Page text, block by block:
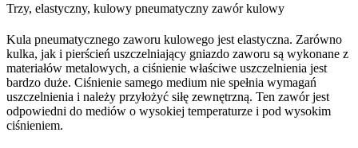
Trzy, elastyczny, kulowy pneumatyczny zawór kulowy
Kula pneumatycznego zaworu kulowego jest elastyczna. Zarówno
kulka, jak i pierścień uszczelniający gniazdo zaworu są wykonane z
materiałów metalowych, a ciśnienie właściwe uszczelnienia jest
bardzo duże. Ciśnienie samego medium nie spełnia wymagań
uszczelnienia i należy przyłożyć siłę zewnętrzną. Ten zawór jest
odpowiedni do mediów o wysokiej temperaturze i pod wysokim
ciśnieniem.